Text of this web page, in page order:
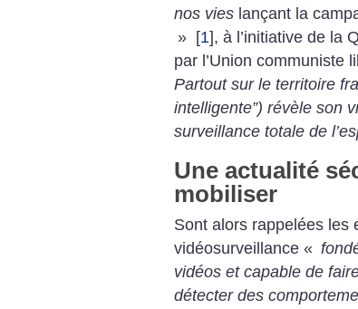
nos vies lançant la
» [1], à l’initiative de la
par l’Union communiste
Partout sur le territoire
intelligente”) révèle son
surveillance totale de
Une actualité
mobiliser
Sont alors rappelées les
vidéosurveillance «
vidéos et capable de
détecter des